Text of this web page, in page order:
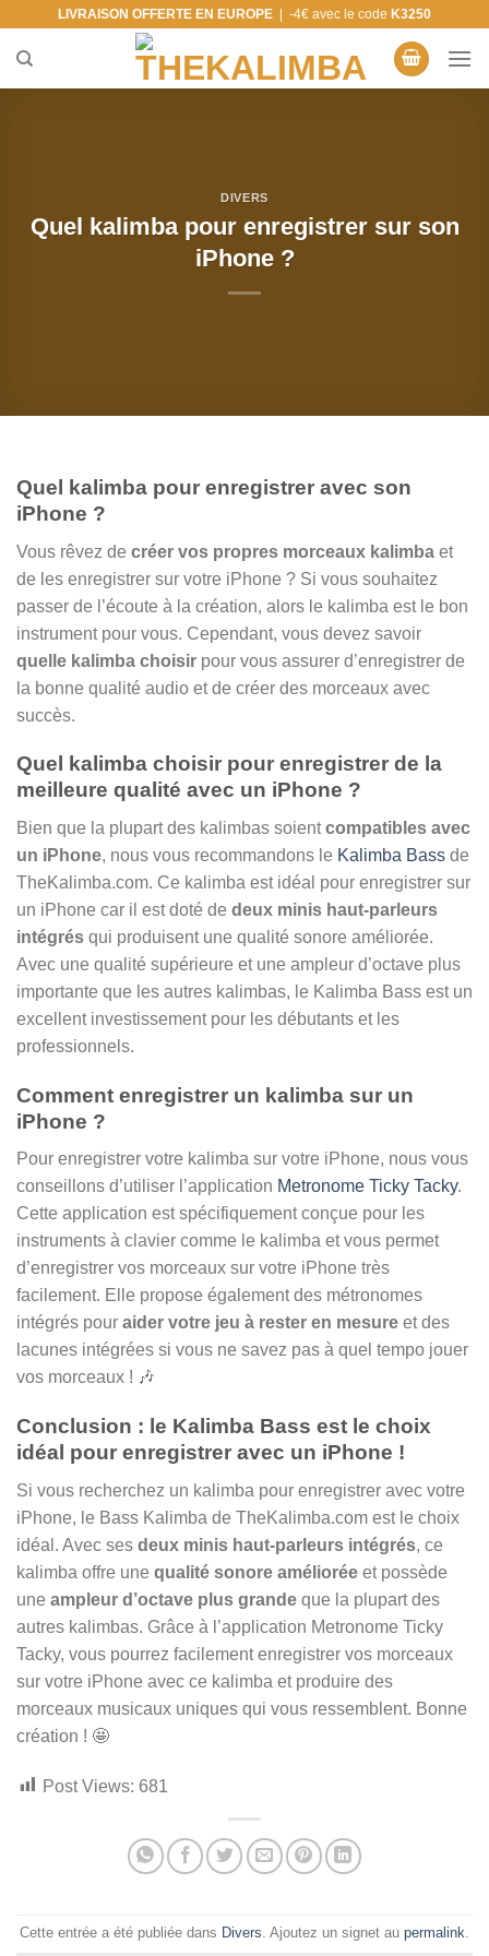
content
LIVRAISON OFFERTE EN EUROPE | -4€ avec le code K3250
DIVERS
Quel kalimba pour enregistrer sur son
iPhone ?
Quel kalimba pour enregistrer avec son
iPhone ?
Vous rêvez de créer vos propres morceaux kalimba et
de les enregistrer sur votre iPhone ? Si vous souhaitez
passer de l’écoute à la création, alors le kalimba est le bon
instrument pour vous. Cependant, vous devez savoir
quelle kalimba choisir pour vous assurer d’enregistrer de
la bonne qualité audio et de créer des morceaux avec
succès.
Quel kalimba choisir pour enregistrer de la
meilleure qualité avec un iPhone ?
Bien que la plupart des kalimbas soientcompatibles avec
un iPhone, nous vous recommandons le Kalimba Bass de
TheKalimba.com. Ce kalimba est idéal pour enregistrer sur
un iPhone car il est doté de deux minis haut-parleurs
intégrés qui produisent une qualité sonore améliorée.
Avec une qualité supérieure et une ampleur d’octave plus
importante que les autres kalimbas, le Kalimba Bass est un
excellent investissement pour les débutants et les
professionnels.
Comment enregistrer un kalimba sur un
iPhone ?
Pour enregistrer votre kalimba sur votre iPhone, nous vous
conseillons d’utiliser l’application Metronome Ticky Tacky.
Cette application est spécifiquement conçue pour les
instruments à clavier comme le kalimba et vous permet
d’enregistrer vos morceaux sur votre iPhone très
facilement. Elle propose également des métronomes
intégrés pour aider votre jeu à rester en mesure et des
lacunes intégrées si vous ne savez pas à quel tempo jouer
vos morceaux ! 🎶
Conclusion : le Kalimba Bass est le choix
idéal pour enregistrer avec un iPhone !
Si vous recherchez un kalimba pour enregistrer avec votre
iPhone, le Bass Kalimba de TheKalimba.com est le choix
idéal. Avec ses deux minis haut-parleurs intégrés, ce
kalimba offre une qualité sonore améliorée et possède
une ampleur d’octave plus grande que la plupart des
autres kalimbas. Grâce à l’application Metronome Ticky
Tacky, vous pourrez facilement enregistrer vos morceaux
sur votre iPhone avec ce kalimba et produire des
morceaux musicaux uniques qui vous ressemblent. Bonne
création ! 🤩
Post Views: 681
Cette entrée a été publiée dans Divers. Ajoutez un signet au permalink.